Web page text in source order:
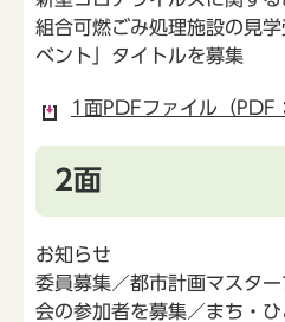
組合可燃ごみ処理施設の見
ベント」タイトルを募集
1面PDFファイル（PDF
2面
お知らせ
委員募集／都市計画マスタ
会の参加者を募集／まち・